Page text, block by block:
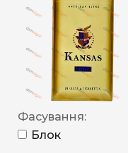
Фасування:
Блок